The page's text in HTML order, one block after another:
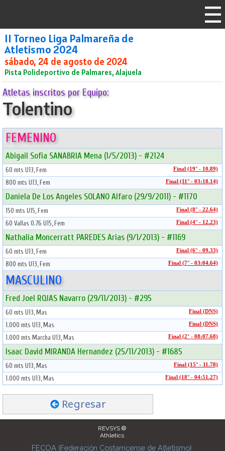
II Torneo Liga Palmareña de
Atletismo 2024
sábado, 24 de agosto de 2024
Pista Polideportivo de Palmares, Alajuela
Atletas inscritos por Equipo:
Tolentino
FEMENINO
Abigail Sofia SANABRIA Mena (1/5/2013) - #2124
60 mts U13, Fem Final (19° - 10.89)
800 mts U13, Fem Final (11° - 03:18.14)
Daniela De Los Angeles SOLANO Alfaro (29/9/2011) - #1170
150 mts U15, Fem Final (8° - 22.64)
60 Vallas 0.76 U15, Fem Final (4° - 12.23)
Nathalia Moncerratt PAREDES Arias (9/1/2013) - #1169
60 mts U13, Fem Final (6° - 09.33)
800 mts U13, Fem Final (7° - 03:04.64)
MASCULINO
Fred Joel ROJAS Navarro (29/11/2013) - #295
60 mts U13, Mas Final (DNS)
1.000 mts U13, Mas Final (DNS)
1.000 mts Marcha U13, Mas Final (2° - 08:07.68)
Isaac David MIRANDA Hernandez (25/11/2013) - #1685
60 mts U13, Mas Final (15° - 11.78)
1.000 mts U13, Mas Final (18° - 04:51.27)
Regresar
REVSYS ®
Athletics
FECOA (Federación Costarricense de Atletismo)